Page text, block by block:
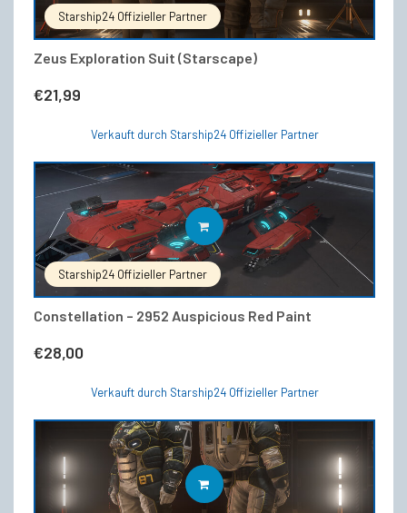
Starship24 Offizieller Partner
Zeus Exploration Suit (Starscape)
€21,99
Verkauft durch Starship24 Offizieller Partner
Starship24 Offizieller Partner
Constellation – 2952 Auspicious Red Paint
€28,00
IN DEN WARENKORB
Verkauft durch Starship24 Offizieller Partner
AUSFÜHRUNG WÄHLEN
Dieses
Produkt
weist